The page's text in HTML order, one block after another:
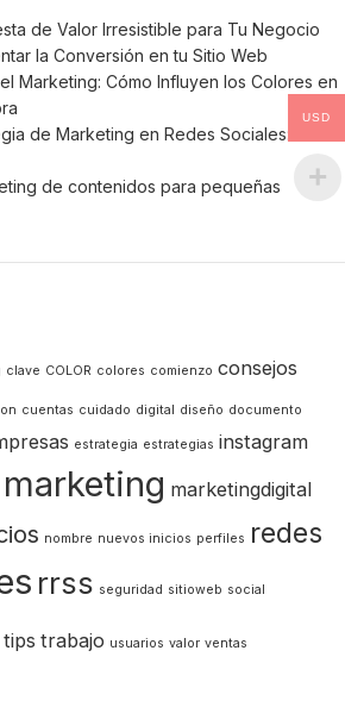
de Valor Irresistible para Tu Negocio
la Conversión en tu Sitio Web
Marketing: Cómo Influyen los Colores en
de Marketing en Redes Sociales:
de contenidos para pequeñas
clave COLOR colores comienzo consejos
cuentas cuidado digital diseño documento
estrategia estrategias instagram
marketing marketingdigital
nombre nuevos inicios perfiles redes
rrss seguridad sitioweb social
tips trabajo usuarios valor ventas
USD